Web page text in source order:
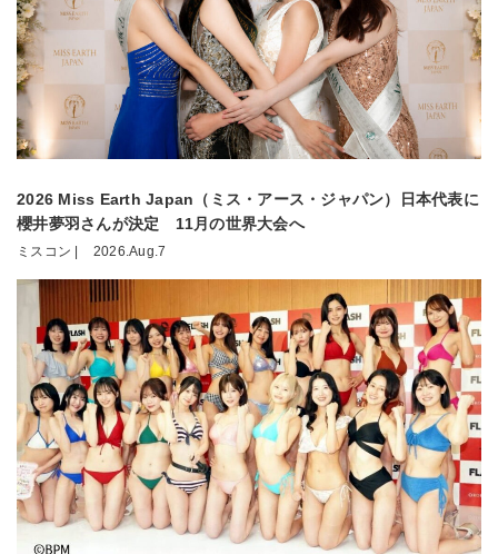
2026 Miss Earth Japan（ミス・アース・ジャパン）日本代表に
櫻井夢羽さんが決定 11月の世界大会へ
ミスコン | 2026.Aug.7